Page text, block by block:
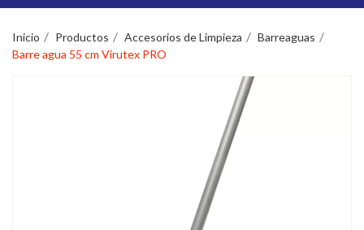
Inicio Productos Accesorios de Limpieza
Barreaguas
Barre agua 55 cm Virutex PRO